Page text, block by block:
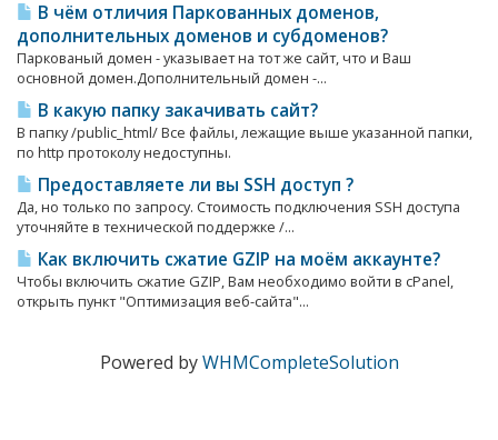
В чём отличия Паркованных доменов,
дополнительных доменов и субдоменов?
Паркованый домен - указывает на тот же сайт, что и Ваш
основной домен.Дополнительный домен -...
В какую папку закачивать сайт?
В папку /public_html/ Все файлы, лежащие выше указанной папки,
по http протоколу недоступны.
Предоставляете ли вы SSH доступ ?
Да, но только по запросу. Стоимость подключения SSH доступа
уточняйте в технической поддержке /...
Как включить сжатие GZIP на моём аккаунте?
Чтобы включить сжатие GZIP, Вам необходимо войти в cPanel,
открыть пункт "Оптимизация веб-сайта"...
Powered byWHMCompleteSolution